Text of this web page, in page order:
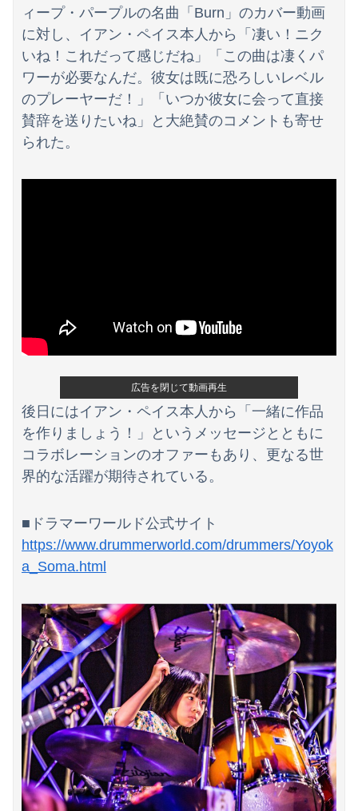
Powered by livedoor 相互RSS
ィープ・パープルの名曲「Burn」のカバー動画
に対し、イアン・ペイス本人から「凄い！ニク
いね！これだって感じだね」「この曲は凄くパ
ワーが必要なんだ。彼女は既に恐ろしいレベル
のプレーヤーだ！」「いつか彼女に会って直接
賛辞を送りたいね」と大絶賛のコメントも寄せ
られた。
後日にはイアン・ペイス本人から「一緒に作品
を作りましょう！」というメッセージとともに
コラボレーションのオファーもあり、更なる世
界的な活躍が期待されている。
■ドラマーワールド公式サイト
https://www.drummerworld.com/drummers/Yoyok
a_Soma.html
広告を閉じて動画再生